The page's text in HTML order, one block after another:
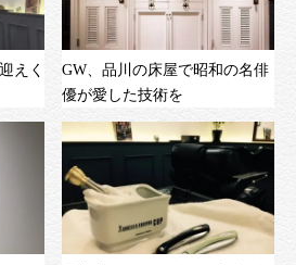
えく
GW、品川の床屋で昭和の名俳
優が愛した技術を